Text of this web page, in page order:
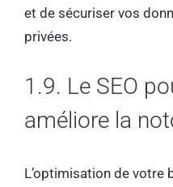
et de sécuriser vos
privées.
1.9. Le SEO
améliore la
L’optimisation de votre